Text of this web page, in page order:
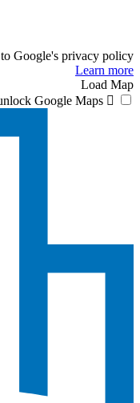
Google's privacy policy.
Learn more
Load Map
Google Maps